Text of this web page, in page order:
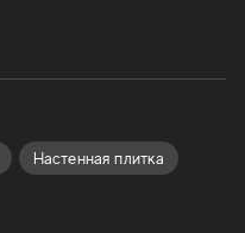
Hастенная плитка